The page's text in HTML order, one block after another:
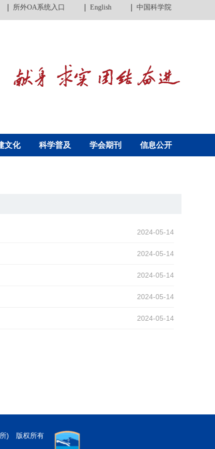
所外OA系统入口 English 中国科学院
文化 科学普及 学会期刊 信息公开
2024-05-14
2024-05-14
2024-05-14
2024-05-14
2024-05-14
所) 版权所有